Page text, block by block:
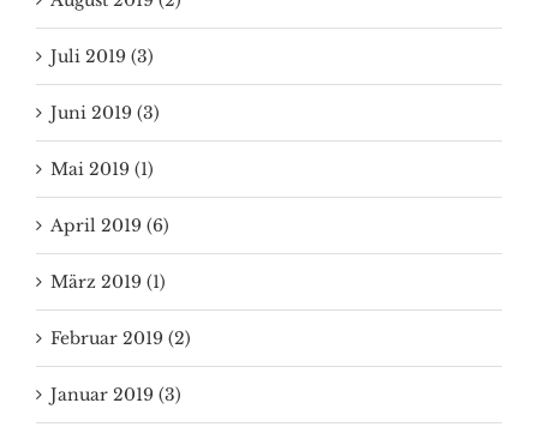
Juli 2019 (3)
Juni 2019 (3)
Mai 2019 (1)
April 2019 (6)
März 2019 (1)
Februar 2019 (2)
Januar 2019 (3)